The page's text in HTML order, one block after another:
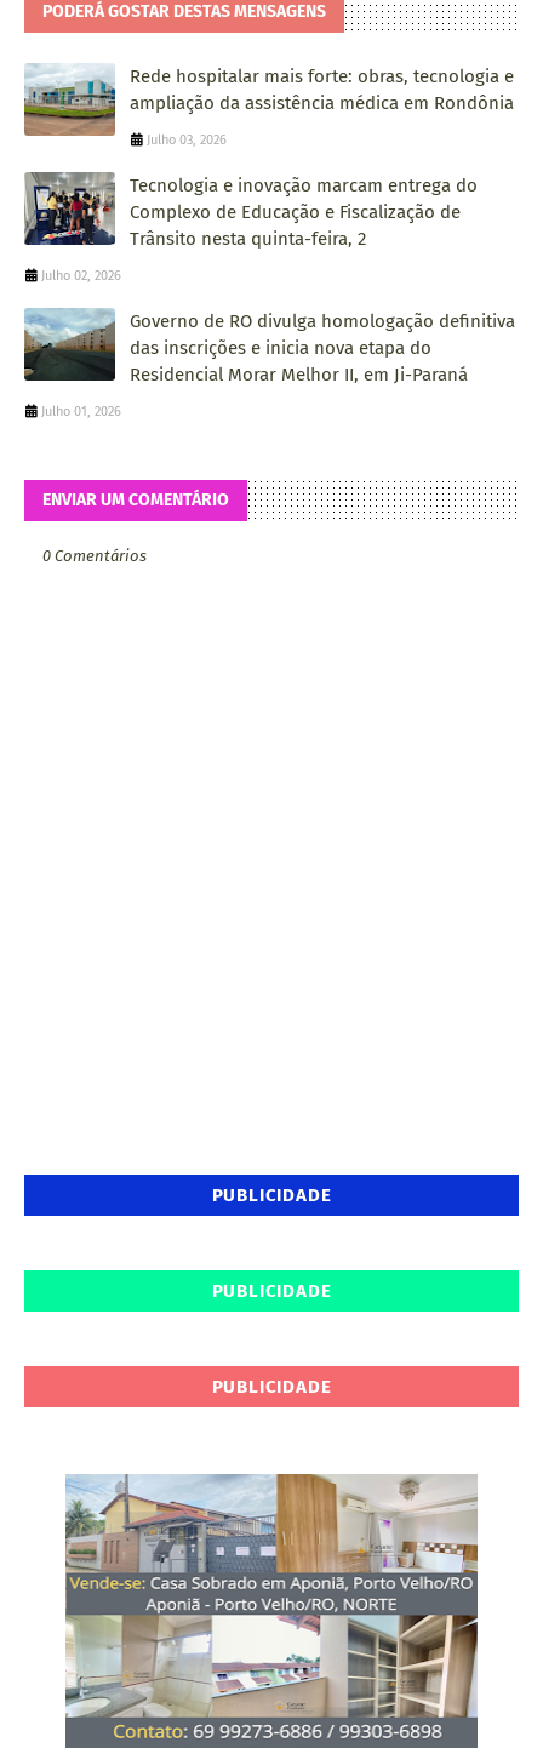
PODERÁ GOSTAR DESTAS MENSAGENS
Rede hospitalar mais forte: obras, tecnologia e
ampliação da assistência médica em Rondônia
Julho 03, 2026
Tecnologia e inovação marcam entrega do
Complexo de Educação e Fiscalização de
Trânsito nesta quinta-feira, 2
Julho 02, 2026
Governo de RO divulga homologação definitiva
das inscrições e inicia nova etapa do
Residencial Morar Melhor II, em Ji-Paraná
Julho 01, 2026
ENVIAR UM COMENTÁRIO
0 Comentários
PUBLICIDADE
PUBLICIDADE
PUBLICIDADE